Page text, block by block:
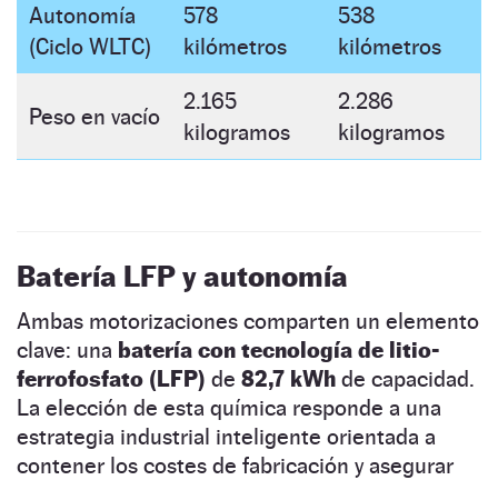
Autonomía
(Ciclo WLTC)
578
kilómetros
538
kilómetros
Peso en vacío
2.165
kilogramos
2.286
kilogramos
Batería LFP y autonomía
Ambas motorizaciones comparten un elemento
clave: una batería con tecnología de litio-
ferrofosfato (LFP) de 82,7 kWh de capacidad.
La elección de esta química responde a una
estrategia industrial inteligente orientada a
contener los costes de fabricación y asegurar